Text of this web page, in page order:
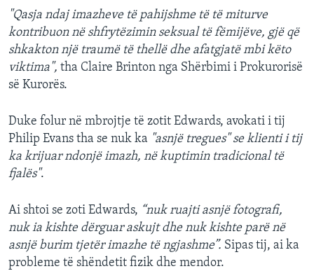
"Qasja ndaj imazheve të pahijshme të të miturve
kontribuon në shfrytëzimin seksual të fëmijëve, gjë që
shkakton një traumë të thellë dhe afatgjatë mbi këto
viktima", tha Claire Brinton nga Shërbimi i Prokurorisë
së Kurorës.
Duke folur në mbrojtje të zotit Edwards, avokati i tij
Philip Evans tha se nuk ka "asnjë tregues" se klienti i tij
ka krijuar ndonjë imazh, në kuptimin tradicional të
fjalës".
Ai shtoi se zoti Edwards, “nuk ruajti asnjë fotografi,
nuk ia kishte dërguar askujt dhe nuk kishte parë në
asnjë burim tjetër imazhe të ngjashme”. Sipas tij, ai ka
probleme të shëndetit fizik dhe mendor.